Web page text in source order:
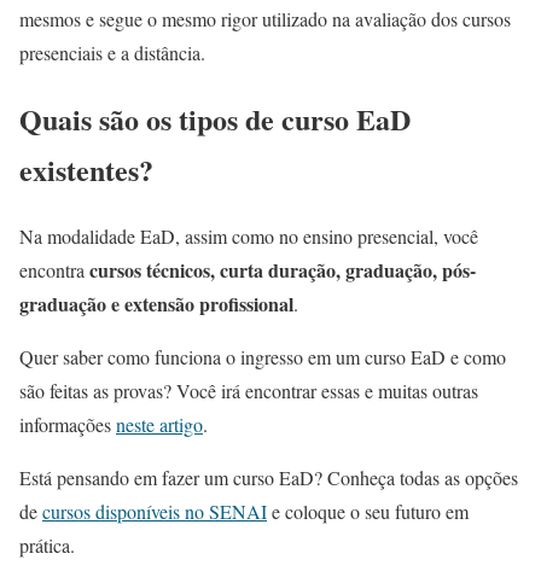
mesmos e segue o mesmo rigor utilizado na avaliação dos cursos
presenciais e a distância.
Quais são os tipos de curso EaD
existentes?
Na modalidade EaD, assim como no ensino presencial, você
encontra cursos técnicos, curta duração, graduação, pós-
graduação e extensão profissional.
Quer saber como funciona o ingresso em um curso EaD e como
são feitas as provas? Você irá encontrar essas e muitas outras
informaçõesneste artigo.
Está pensando em fazer um curso EaD? Conheça todas as opções
decursos disponíveis no SENAIe coloque o seu futuro em
prática.